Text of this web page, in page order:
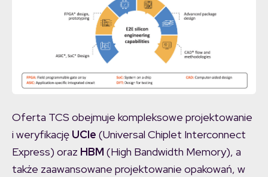
Oferta TCS obejmuje kompleksowe projektowanie
i weryfikację UCIe (Universal Chiplet Interconnect
Express) oraz HBM (High Bandwidth Memory), a
także zaawansowane projektowanie opakowań, w